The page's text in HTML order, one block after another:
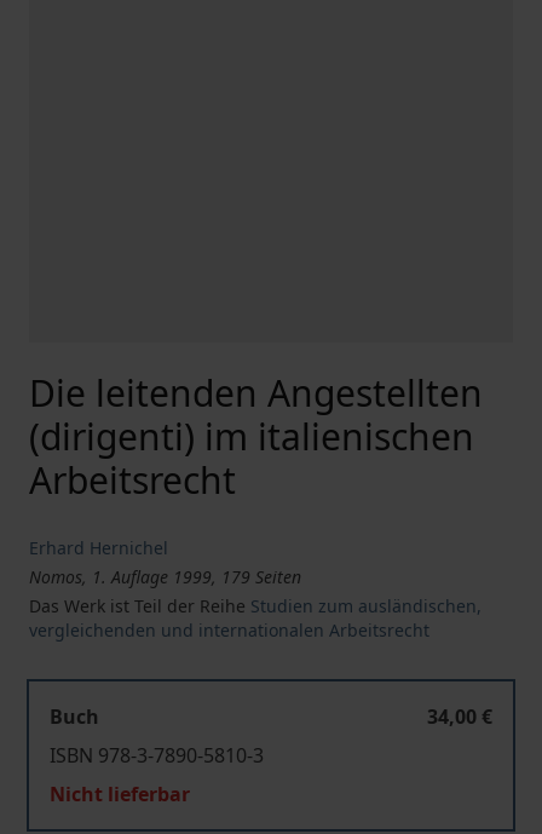
Die leitenden Angestellten
(dirigenti) im italienischen
Arbeitsrecht
Erhard Hernichel
Nomos, 1. Auflage 1999, 179 Seiten
Das Werk ist Teil der Reihe Studien zum ausländischen,
vergleichenden und internationalen Arbeitsrecht
Buch
34,00 €
ISBN 978-3-7890-5810-3
Nicht lieferbar